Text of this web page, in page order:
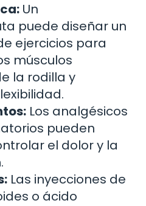
Un
puede diseñar un
ejercicios para
músculos
la rodilla y
Los analgésicos
pueden
el dolor y la
Las inyecciones de
o ácido